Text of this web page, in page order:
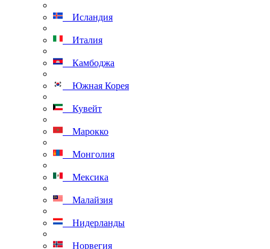
Исландия
Италия
Камбоджа
Южная Корея
Кувейт
Марокко
Монголия
Мексика
Малайзия
Нидерланды
Норвегия